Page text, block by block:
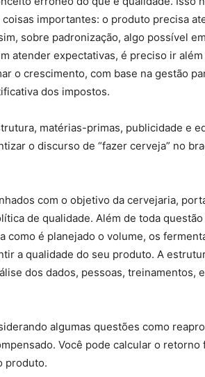
importantes: o produto precisa
sobre padronização, algo possível
atender expectativas, é preciso ir
o crescimento, com base na gestão
dos impostos.
matérias-primas, publicidade e
o discurso de “fazer cerveja” no
com o objetivo da cervejaria,
de qualidade. Além de toda
é planejado o volume, os
a qualidade do seu produto. A
dos dados, pessoas, treinamentos,
algumas questões como
Você pode calcular o
produto.